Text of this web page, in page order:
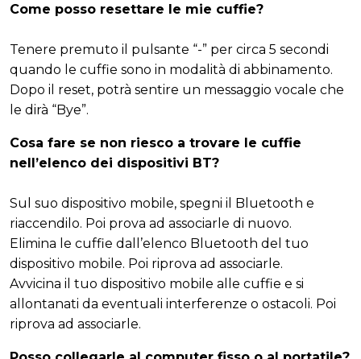
Come posso resettare le mie cuffie?
Tenere premuto il pulsante “-” per circa 5 secondi
quando le cuffie sono in modalità di abbinamento.
Dopo il reset, potrà sentire un messaggio vocale che
le dirà “Bye”.
Cosa fare se non riesco a trovare le cuffie
nell’elenco dei dispositivi BT?
Sul suo dispositivo mobile, spegni il Bluetooth e
riaccendilo. Poi prova ad associarle di nuovo.
Elimina le cuffie dall’elenco Bluetooth del tuo
dispositivo mobile. Poi riprova ad associarle.
Avvicina il tuo dispositivo mobile alle cuffie e si
allontanati da eventuali interferenze o ostacoli. Poi
riprova ad associarle.